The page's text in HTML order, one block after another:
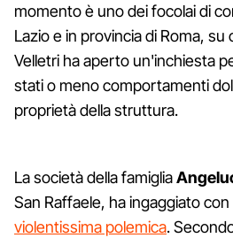
momento è uno dei focolai di
Lazio e in provincia di Roma, su
Velletri ha aperto un'inchiesta
stati o meno comportamenti
proprietà della struttura.
La società della famiglia
San Raffaele, ha ingaggiato
violentissima polemica.